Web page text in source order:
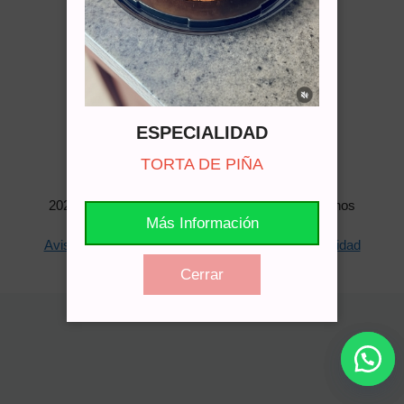
Torta Tres Leches De Coco
Cotizar vía WhatsApp
2026 © Deliciasydelicateses.cl - Todos los derechos
reservados
Aviso Legal Política de Cookies Política de Privacidad
ESPECIALIDAD
TORTA DE PIÑA
Más Información
Cerrar